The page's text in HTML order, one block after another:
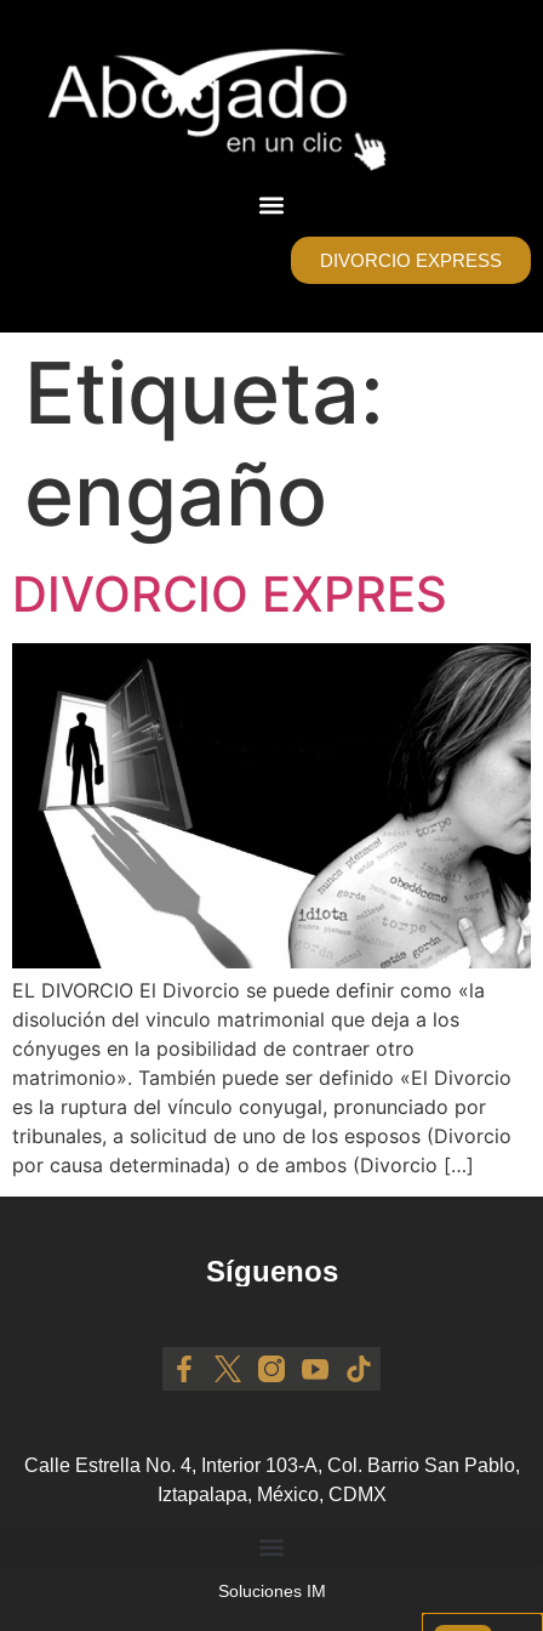
DIVORCIO EXPRESS
Etiqueta:
engaño
DIVORCIO EXPRES
EL DIVORCIO El Divorcio se puede definir como «la
disolución del vinculo matrimonial que deja a los
cónyuges en la posibilidad de contraer otro
matrimonio». También puede ser definido «El Divorcio
es la ruptura del vínculo conyugal, pronunciado por
tribunales, a solicitud de uno de los esposos (Divorcio
por causa determinada) o de ambos (Divorcio […]
Síguenos
Calle Estrella No. 4, Interior 103-A, Col. Barrio San Pablo,
Iztapalapa, México, CDMX
Soluciones IM